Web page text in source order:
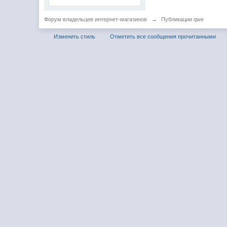
Форум владельцев интернет-магазинов → Публикации qwe
Изменить стиль Отметить все сообщения прочитанными